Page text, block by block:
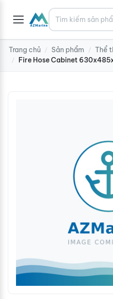
Tìm kiếm
Trang chủ / Sản phẩm / Thể
/ Fire Hose Cabinet